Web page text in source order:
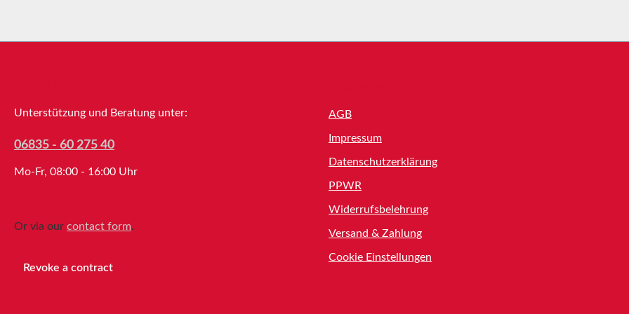
Unterstützung und Beratung unter:
06835 - 60 275 40
Mo-Fr, 08:00 - 16:00 Uhr
Or via our contact form.
Revoke a contract
AGB
Impressum
Datenschutzerklärung
PPWR
Widerrufsbelehrung
Versand & Zahlung
Cookie Einstellungen